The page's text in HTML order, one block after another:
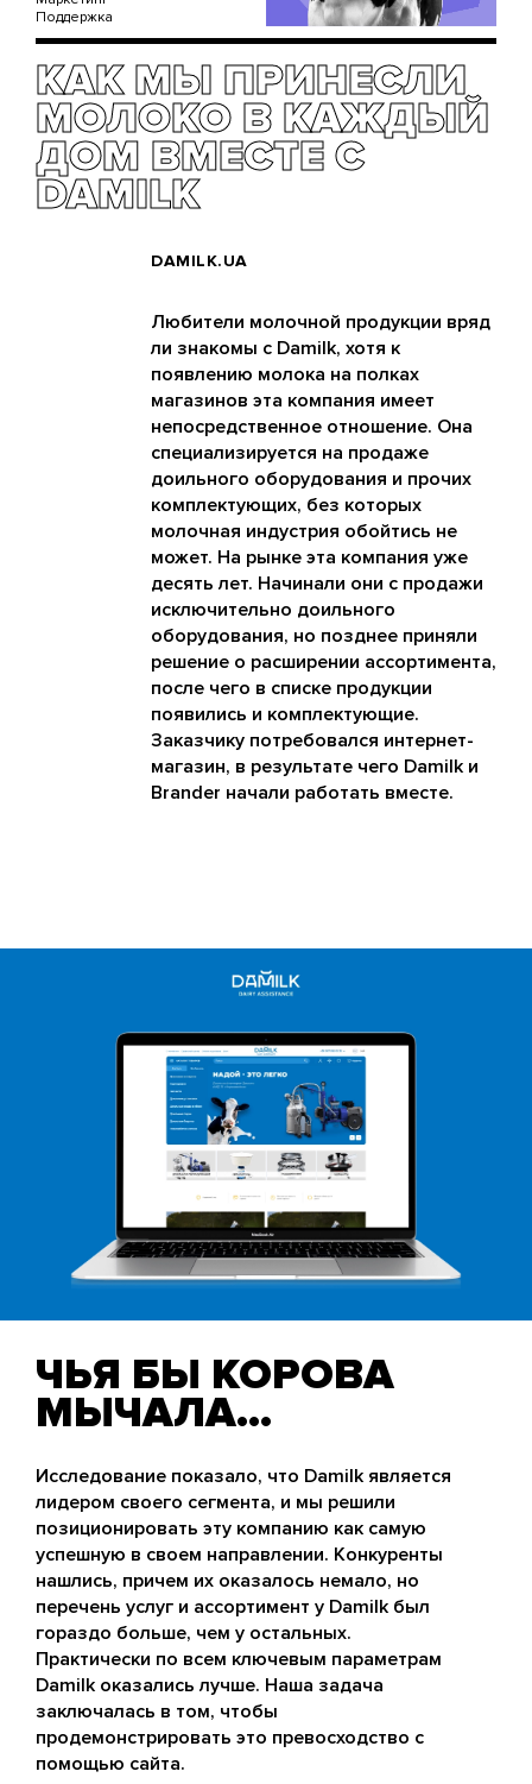
Поддержка
КАК МЫ ПРИНЕСЛИ
МОЛОКО В КАЖДЫЙ
ДОМ ВМЕСТЕ С
DAMILK
DAMILK.UA
Любители молочной продукции вряд
ли знакомы с Damilk, хотя к
появлению молока на полках
магазинов эта компания имеет
непосредственное отношение. Она
специализируется на продаже
доильного оборудования и прочих
комплектующих, без которых
молочная индустрия обойтись не
может. На рынке эта компания уже
десять лет. Начинали они с продажи
исключительно доильного
оборудования, но позднее приняли
решение о расширении ассортимента,
после чего в списке продукции
появились и комплектующие.
Заказчику потребовался интернет-
магазин, в результате чего Damilk и
Brander начали работать вместе.
ЧЬЯ БЫ КОРОВА
МЫЧАЛА…
Исследование показало, что Damilk является
лидером своего сегмента, и мы решили
позиционировать эту компанию как самую
успешную в своем направлении. Конкуренты
нашлись, причем их оказалось немало, но
перечень услуг и ассортимент у Damilk был
гораздо больше, чем у остальных.
Практически по всем ключевым параметрам
Damilk оказались лучше. Наша задача
заключалась в том, чтобы
продемонстрировать это превосходство с
помощью сайта.